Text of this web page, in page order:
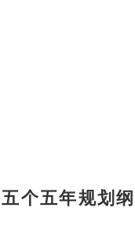
个五年规划